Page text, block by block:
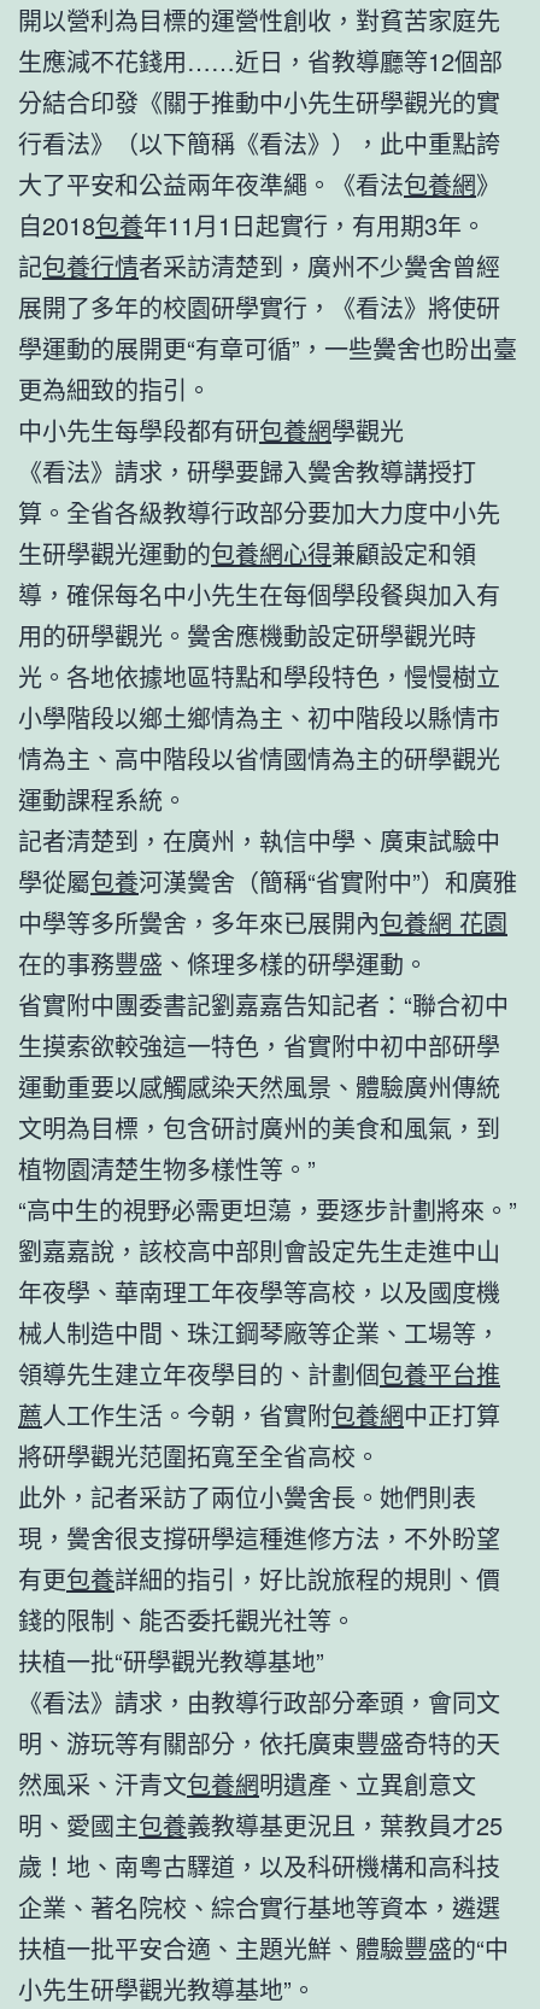
開以營利為目標的運營性創收，對貧苦家庭先
生應減不花錢用……近日，省教導廳等12個部
分結合印發《關于推動中小先生研學觀光的實
行看法》（以下簡稱《看法》），此中重點誇
大了平安和公益兩年夜準繩。《看法包養網》
自2018包養年11月1日起實行，有用期3年。
記包養行情者采訪清楚到，廣州不少黌舍曾經
展開了多年的校園研學實行，《看法》將使研
學運動的展開更“有章可循”，一些黌舍也盼出臺
更為細致的指引。
中小先生每學段都有研包養網學觀光
《看法》請求，研學要歸入黌舍教導講授打
算。全省各級教導行政部分要加大力度中小先
生研學觀光運動的包養網心得兼顧設定和領
導，確保每名中小先生在每個學段餐與加入有
用的研學觀光。黌舍應機動設定研學觀光時
光。各地依據地區特點和學段特色，慢慢樹立
小學階段以鄉土鄉情為主、初中階段以縣情市
情為主、高中階段以省情國情為主的研學觀光
運動課程系統。
記者清楚到，在廣州，執信中學、廣東試驗中
學從屬包養河漢黌舍（簡稱“省實附中”）和廣雅
中學等多所黌舍，多年來已展開內包養網 花園
在的事務豐盛、條理多樣的研學運動。
省實附中團委書記劉嘉嘉告知記者：“聯合初中
生摸索欲較強這一特色，省實附中初中部研學
運動重要以感觸感染天然風景、體驗廣州傳統
文明為目標，包含研討廣州的美食和風氣，到
植物園清楚生物多樣性等。”
“高中生的視野必需更坦蕩，要逐步計劃將來。”
劉嘉嘉說，該校高中部則會設定先生走進中山
年夜學、華南理工年夜學等高校，以及國度機
械人制造中間、珠江鋼琴廠等企業、工場等，
領導先生建立年夜學目的、計劃個包養平台推
薦人工作生活。今朝，省實附包養網中正打算
將研學觀光范圍拓寬至全省高校。
此外，記者采訪了兩位小黌舍長。她們則表
現，黌舍很支撐研學這種進修方法，不外盼望
有更包養詳細的指引，好比說旅程的規則、價
錢的限制、能否委托觀光社等。
扶植一批“研學觀光教導基地”
《看法》請求，由教導行政部分牽頭，會同文
明、游玩等有關部分，依托廣東豐盛奇特的天
然風采、汗青文包養網明遺產、立異創意文
明、愛國主包養義教導基更況且，葉教員才25
歲！地、南粵古驛道，以及科研機構和高科技
企業、著名院校、綜合實行基地等資本，遴選
扶植一批平安合適、主題光鮮、體驗豐盛的“中
小先生研學觀光教導基地”。